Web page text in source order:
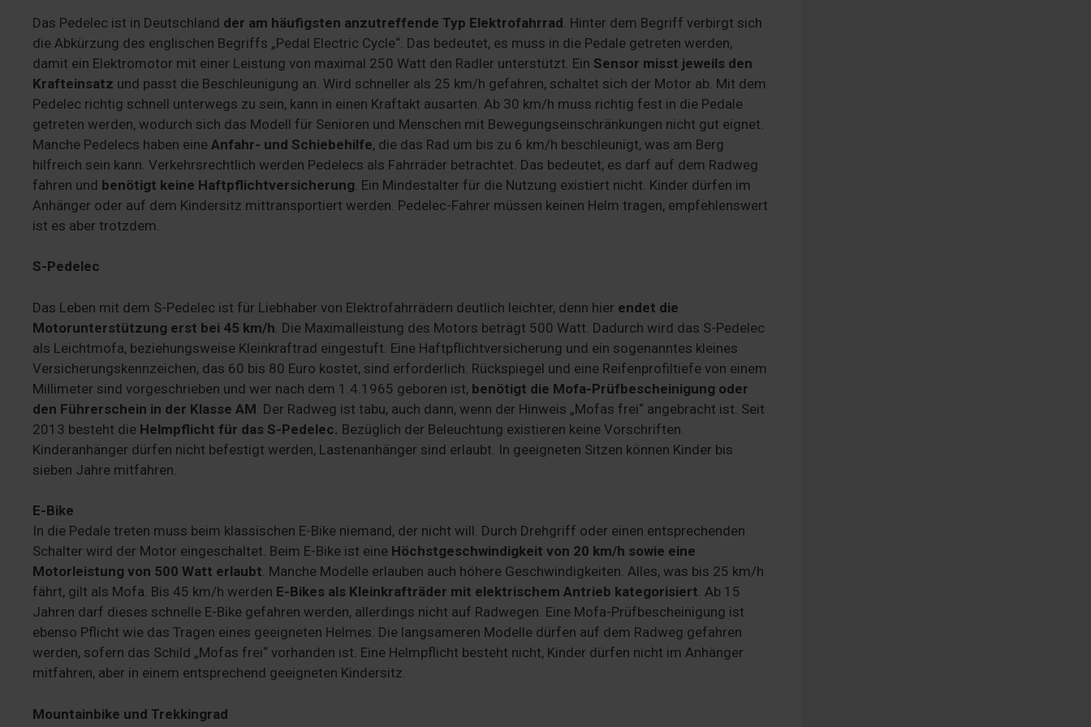
Das Pedelec ist in Deutschland der am häufigsten anzutreffende Typ Elektrofahrrad . Hinter dem Begriff verbirgt sich
die Abkürzung des englischen Begriffs „Pedal Electric Cycle“. Das bedeutet, es muss in die Pedale getreten werden,
damit ein Elektromotor mit einer Leistung von maximal 250 Watt den Radler unterstützt. Ein Sensor misst jeweils den
Krafteinsatz und passt die Beschleunigung an. Wird schneller als 25 km/h gefahren, schaltet sich der Motor ab. Mit dem
Pedelec richtig schnell unterwegs zu sein, kann in einen Kraftakt ausarten. Ab 30 km/h muss richtig fest in die Pedale
getreten werden, wodurch sich das Modell für Senioren und Menschen mit Bewegungseinschränkungen nicht gut eignet.
Manche Pedelecs haben eine Anfahr- und Schiebehilfe, die das Rad um bis zu 6 km/h beschleunigt, was am Berg
hilfreich sein kann. Verkehrsrechtlich werden Pedelecs als Fahrräder betrachtet. Das bedeutet, es darf auf dem Radweg
fahren und benötigt keine Haftpflichtversicherung . Ein Mindestalter für die Nutzung existiert nicht. Kinder dürfen im
Anhänger oder auf dem Kindersitz mittransportiert werden. Pedelec-Fahrer müssen keinen Helm tragen, empfehlenswert
ist es aber trotzdem.
S-Pedelec
Das Leben mit dem S-Pedelec ist für Liebhaber von Elektrofahrrädern deutlich leichter, denn hier endet die
Motorunterstützung erst bei 45 km/h . Die Maximalleistung des Motors beträgt 500 Watt. Dadurch wird das S-Pedelec
als Leichtmofa, beziehungsweise Kleinkraftrad eingestuft. Eine Haftpflichtversicherung und ein sogenanntes kleines
Versicherungskennzeichen, das 60 bis 80 Euro kostet, sind erforderlich. Rückspiegel und eine Reifenprofiltiefe von einem
Millimeter sind vorgeschrieben und wer nach dem 1.4.1965 geboren ist, benötigt die Mofa-Prüfbescheinigung oder
den Führerschein in der Klasse AM . Der Radweg ist tabu, auch dann, wenn der Hinweis „Mofas frei“ angebracht ist. Seit
2013 besteht die Helmpflicht für das S-Pedelec. Bezüglich der Beleuchtung existieren keine Vorschriften.
Kinderanhänger dürfen nicht befestigt werden, Lastenanhänger sind erlaubt. In geeigneten Sitzen können Kinder bis
sieben Jahre mitfahren.
E-Bike
In die Pedale treten muss beim klassischen E-Bike niemand, der nicht will. Durch Drehgriff oder einen entsprechenden
Schalter wird der Motor eingeschaltet. Beim E-Bike ist eine Höchstgeschwindigkeit von 20 km/h sowie eine
Motorleistung von 500 Watt erlaubt. Manche Modelle erlauben auch höhere Geschwindigkeiten. Alles, was bis 25 km/h
fährt, gilt als Mofa. Bis 45 km/h werden E-Bikes als Kleinkrafträder mit elektrischem Antrieb kategorisiert. Ab 15
Jahren darf dieses schnelle E-Bike gefahren werden, allerdings nicht auf Radwegen. Eine Mofa-Prüfbescheinigung ist
ebenso Pflicht wie das Tragen eines geeigneten Helmes. Die langsameren Modelle dürfen auf dem Radweg gefahren
werden, sofern das Schild „Mofas frei“ vorhanden ist. Eine Helmpflicht besteht nicht, Kinder dürfen nicht im Anhänger
mitfahren, aber in einem entsprechend geeigneten Kindersitz.
Mountainbike und Trekkingrad